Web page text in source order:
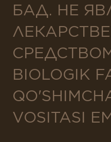
БАД. НЕ
BIOLOGIK
VOSITASI